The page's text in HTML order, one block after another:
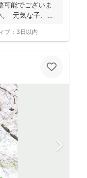
可能でございま
元気な子、人
ブ： 3日以内